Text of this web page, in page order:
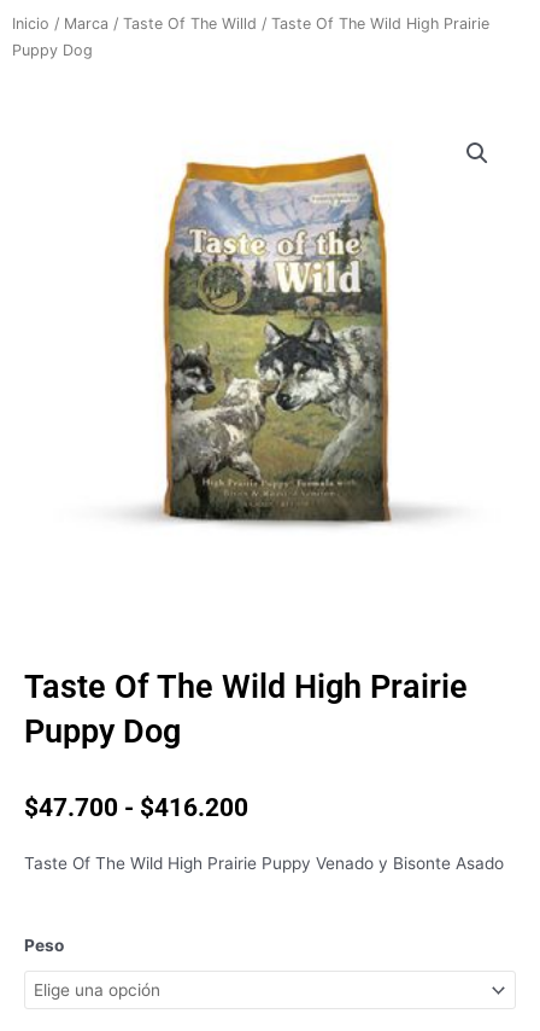
Inicio / Marca / Taste Of The Willd / Taste Of The Wild High Prairie
Puppy Dog
Taste Of The Wild High Prairie
Puppy Dog
$47.700 - $416.200
precios:
$416.200
Taste Of The Wild High Prairie Puppy Venado y Bisonte Asado
Peso
Taste
Of
The